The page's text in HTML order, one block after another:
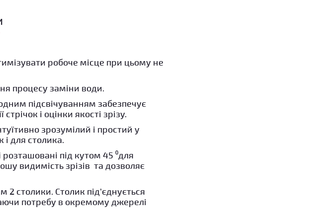
робоче місце при цьому не
процесу заміни води.
підсвічуванням забезпечує
і оцінки якості зрізу.
зрозумілий і простий у
і для столика.
розташовані під кутом 45 ⁰для
видимість зрізів та дозволяє
столики. Столик під’єднується
потребу в окремому джерелі